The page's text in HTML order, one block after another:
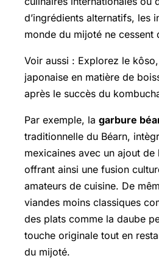
d’ingrédients alternatifs, les
monde du mijoté ne cessent
Voir aussi : Explorez le
japonaise en matière de
après le succès du
Par exemple, la garbure
traditionnelle du Béarn,
mexicaines avec un ajout de
offrant ainsi une fusion
amateurs de cuisine. De
viandes moins classiques
des plats comme la daube
touche originale tout en
du mijoté.